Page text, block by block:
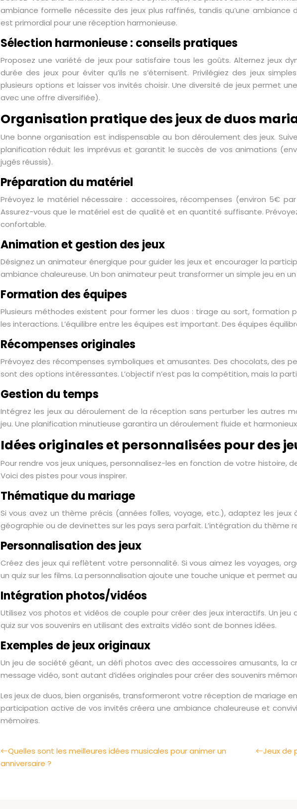
ambiance formelle nécessite des jeux plus raffinés, tandis qu’une
est primordial pour une réception harmonieuse.
Sélection harmonieuse : conseils pratiques
Proposez une variété de jeux pour satisfaire tous les goûts. Alternez jeux
durée des jeux pour éviter qu’ils ne s’éternisent. Privilégiez des jeux
plusieurs options et laisser vos invités choisir. Une diversité de jeux permet
avec une offre diversifiée).
Organisation pratique des jeux de duos
Une bonne organisation est indispensable au bon déroulement des jeux.
planification réduit les imprévus et garantit le succès de vos animations
jugés réussis).
Préparation du matériel
Prévoyez le matériel nécessaire : accessoires, récompenses (environ 5€
Assurez-vous que le matériel est de qualité et en quantité suffisante.
confortable.
Animation et gestion des jeux
Désignez un animateur énergique pour guider les jeux et encourager la
ambiance chaleureuse. Un bon animateur peut transformer un simple jeu en
Formation des équipes
Plusieurs méthodes existent pour former les duos : tirage au sort, formation
les interactions. L’équilibre entre les équipes est important. Des équipes
Récompenses originales
Prévoyez des récompenses symboliques et amusantes. Des chocolats, des
sont des options intéressantes. L’objectif n’est pas la compétition, mais la
Gestion du temps
Intégrez les jeux au déroulement de la réception sans perturber les autres
jeu. Une planification minutieuse garantira un déroulement fluide et
Idées originales et personnalisées pour des
Pour rendre vos jeux uniques, personnalisez-les en fonction de votre
Voici des pistes pour vous inspirer.
Thématique du mariage
Si vous avez un thème précis (années folles, voyage, etc.), adaptez les
géographie ou de devinettes sur les pays sera parfait. L’intégration du thème
Personnalisation des jeux
Créez des jeux qui reflètent votre personnalité. Si vous aimez les voyages,
un quiz sur les films. La personnalisation ajoute une touche unique et permet
Intégration photos/vidéos
Utilisez vos photos et vidéos de couple pour créer des jeux interactifs. Un
quiz sur vos souvenirs en utilisant des extraits vidéo sont de bonnes idées.
Exemples de jeux originaux
Un jeu de société géant, un défi photos avec des accessoires amusants, la
message vidéo, sont autant d’idées originales pour créer des souvenirs
Les jeux de duos, bien organisés, transformeront votre réception de mariage
participation active de vos invités créera une ambiance chaleureuse et
mémoires.
Quelles sont les meilleures idées musicales pour animer un
anniversaire ?
Jeux de